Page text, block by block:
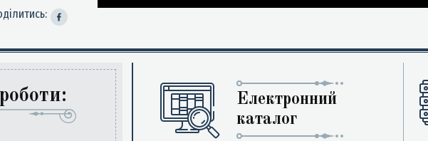
Електронний
каталог